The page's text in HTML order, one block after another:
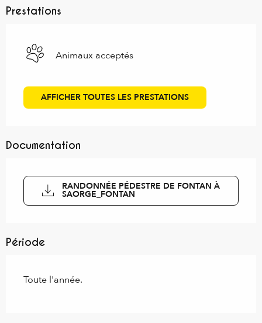
Prestations
Animaux acceptés
AFFICHER TOUTES LES PRESTATIONS
Documentation
RANDONNÉE PÉDESTRE DE FONTAN À
SAORGE_FONTAN
Période
Toute l'année.